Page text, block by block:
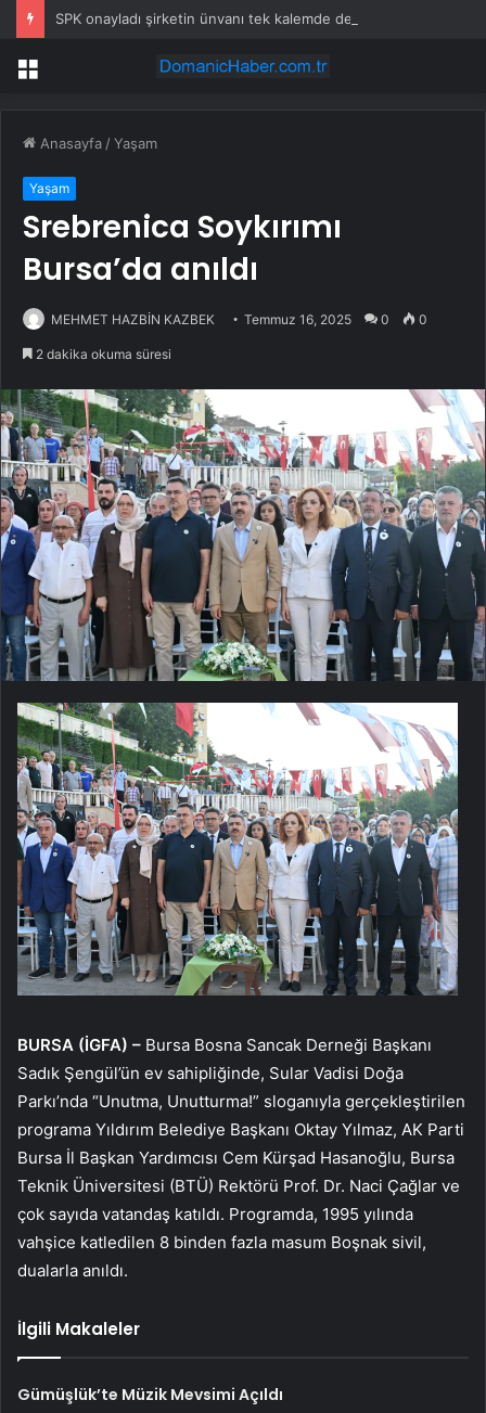
SPK onayladı şirketin ünvanı tek kalemde değişti
Menü
Anasayfa /Yaşam
Yaşam
Srebrenica Soykırımı
Bursa’da anıldı
MEHMET HAZBİN KAZBEK Temmuz 16, 2025 0 0
2 dakika okuma süresi
BURSA (İGFA) – Bursa Bosna Sancak Derneği Başkanı
Sadık Şengül’ün ev sahipliğinde, Sular Vadisi Doğa
Parkı’nda “Unutma, Unutturma!” sloganıyla gerçekleştirilen
programa Yıldırım Belediye Başkanı Oktay Yılmaz, AK Parti
Bursa İl Başkan Yardımcısı Cem Kürşad Hasanoğlu, Bursa
Teknik Üniversitesi (BTÜ) Rektörü Prof. Dr. Naci Çağlar ve
çok sayıda vatandaş katıldı. Programda, 1995 yılında
vahşice katledilen 8 binden fazla masum Boşnak sivil,
dualarla anıldı.
İlgili Makaleler
Gümüşlük’te Müzik Mevsimi Açıldı